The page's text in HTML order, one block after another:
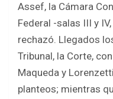
Assef, la Cámara
Federal -salas III y
rechazó. Llegados
Tribunal, la Corte,
Maqueda y
planteos; mientras